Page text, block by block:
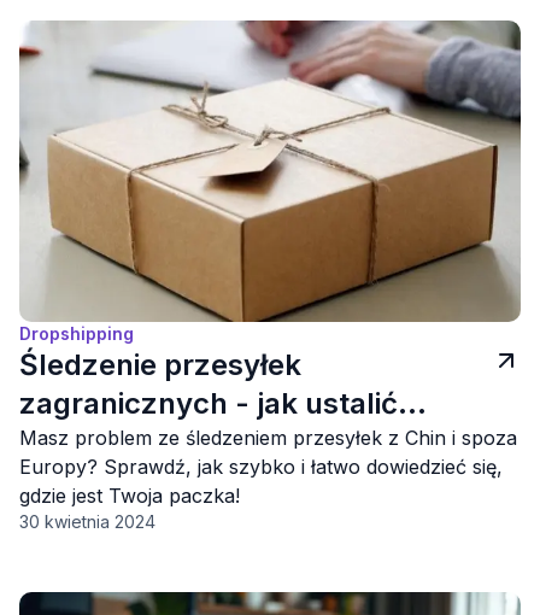
Dropshipping
Śledzenie przesyłek
zagranicznych - jak ustalić
status swojej przesyłki z Chin
oraz z innych krajów?
Masz problem ze śledzeniem przesyłek z Chin i spoza
Europy? Sprawdź, jak szybko i łatwo dowiedzieć się,
gdzie jest Twoja paczka!
30 kwietnia 2024